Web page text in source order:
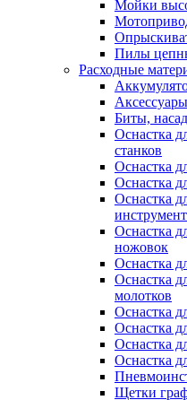
Мойки
Пилы
Расходные
Биты,
Оснастка
станков
Оснастка
Оснастка
Оснастка
Оснастка
ножовок
Оснастка
Оснастка
молотков
Оснастка
Оснастка
Оснастка
Оснастка
Щетки